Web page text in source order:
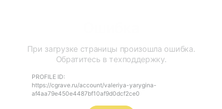
При загрузке страницы произошла ошибка.
Обратитесь в техподдержку.
PROFILE ID:
https://cgrave.ru/account/valeriya-yarygina-
af4aa79e450e4487bf10af9d0dcf2ce0